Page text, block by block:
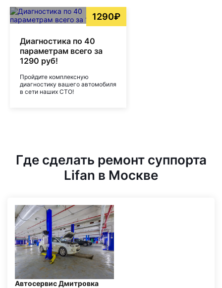
1290₽
Диагностика по 40
параметрам всего за
1290 руб!
Пройдите комплексную
диагностику вашего автомобиля
в сети наших СТО!
Где сделать ремонт суппорта
Lifan в Москве
Автосервис Дмитровка